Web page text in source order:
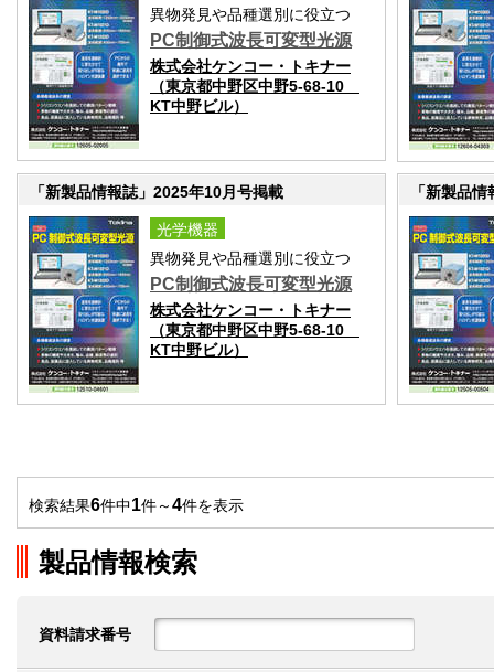
異物発見や品種選別に役立つ
PC制御式波長可変型光源
株式会社ケンコー・トキナー
（東京都中野区中野5-68-10
KT中野ビル）
「新製品情報誌」2025年10月号掲載
光学機器
異物発見や品種選別に役立つ
PC制御式波長可変型光源
株式会社ケンコー・トキナー
（東京都中野区中野5-68-10
KT中野ビル）
「新製品
検索結果6件中1件～4件を表示
製品情報検索
資料請求番号